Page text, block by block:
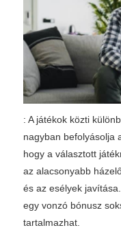
: A játékok közti
nagyban befolyásolja
hogy a választott
az alacsonyabb
és az esélyek
egy vonzó bónusz
tartalmazhat.